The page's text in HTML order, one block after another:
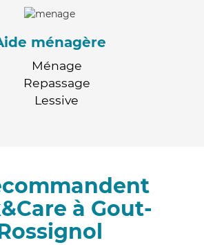
ménagère
Ménage
Repassage
Lessive
à Gout-